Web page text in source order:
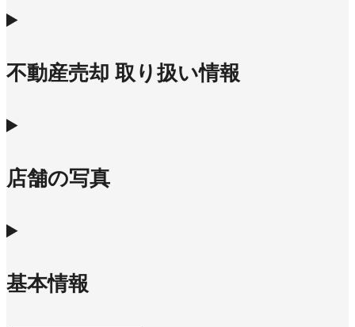
不動産売却 取り扱い情報
店舗の写真
基本情報